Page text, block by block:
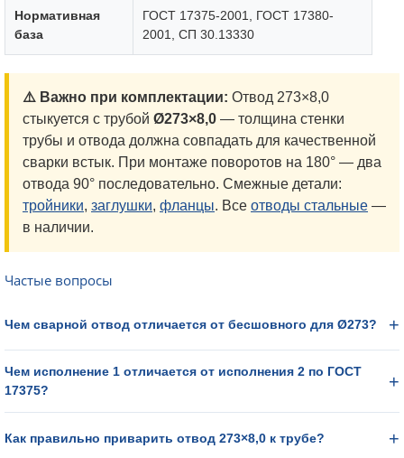
Нормативная
база
ГОСТ 17375-2001, ГОСТ 17380-
2001, СП 30.13330
⚠️ Важно при комплектации: Отвод 273×8,0
стыкуется с трубой Ø273×8,0 — толщина стенки
трубы и отвода должна совпадать для качественной
сварки встык. При монтаже поворотов на 180° — два
отвода 90° последовательно. Смежные детали:
тройники, заглушки, фланцы. Все отводы стальные —
в наличии.
Частые вопросы
Чем сварной отвод отличается от бесшовного для Ø273?
Чем исполнение 1 отличается от исполнения 2 по ГОСТ
17375?
Как правильно приварить отвод 273×8,0 к трубе?